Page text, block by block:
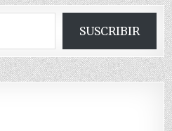
SUSCRIBIR